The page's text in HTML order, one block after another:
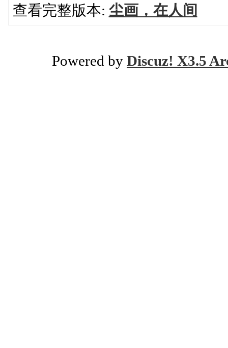
查看完整版本: 尘画，在人间
Powered by Discuz! X3.5